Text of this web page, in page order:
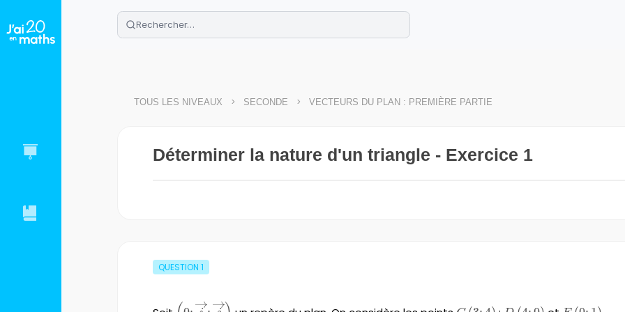
🌴Cahier de vacances offert: révise les maths cet été !
Télécharge ton PDF gratuit et progresse avec des exercices corrigés en vidéo.
TOUS LES NIVEAUX > SECONDE > VECTEURS DU PLAN : PREMIÈRE PARTIE
Déterminer la nature d'un triangle - Exercice 1
QUESTION 1
\left(0;\overrightarrow{i}